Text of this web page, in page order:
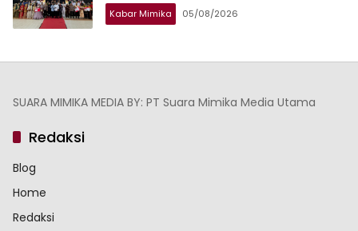
Kabar Mimika 05/08/2026
SUARA MIMIKA MEDIA BY: PT Suara Mimika Media Utama
Redaksi
Blog
Home
Redaksi